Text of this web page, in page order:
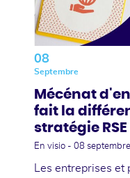
08
Septembre
Mécénat
fait la
stratégie RSE
En visio - 08
Les entreprises